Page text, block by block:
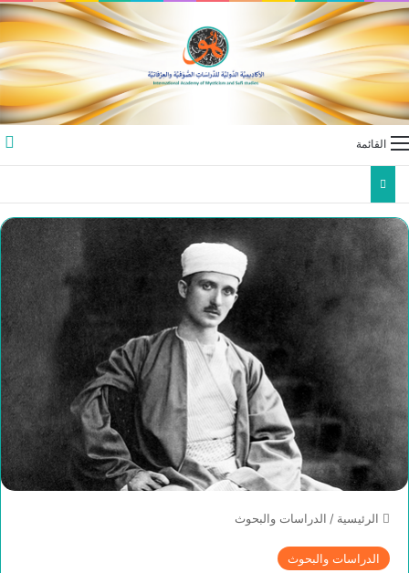
القائمة
الرئيسية / الدراسات والبحوث
الدراسات والبحوث